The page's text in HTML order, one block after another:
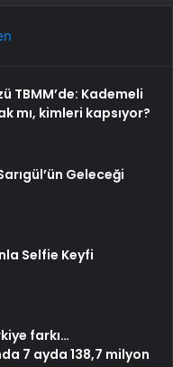
TBMM’de: Kademeli
mı, kimleri kapsıyor?
Geleceği
Selfie Keyfi
farkı…
7 ayda 138,7 milyon